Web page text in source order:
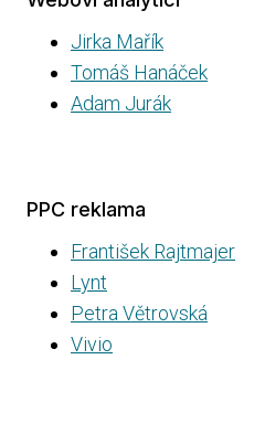
Jirka Mařík
Tomáš Hanáček
Adam Jurák
PPC reklama
František Rajtmajer
Lynt
Petra Větrovská
Vivio